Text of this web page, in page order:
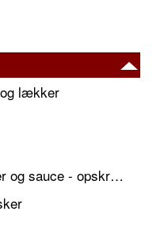
lækker
Andesteg med æbler, svesker og sauce - opskrift også til jul